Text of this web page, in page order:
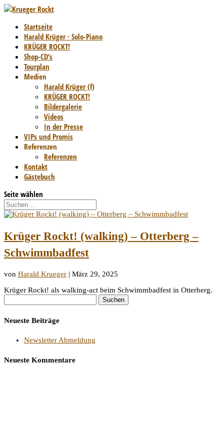
Startseite
Harald Krüger · Solo-Piano
KRÜGER ROCKT!
Shop-CD’s
Tourplan
Medien
Harald Krüger (f)
KRÜGER ROCKT!
Bildergalerie
Videos
In der Presse
VIPs und Promis
Referenzen
Referenzen
Kontakt
Gästebuch
Seite wählen
Krüger Rockt! (walking) – Otterberg –
Schwimmbadfest
von Harald Krueger | März 29, 2025
Krüger Rockt! als walking-act beim Schwimmbadfest in Otterberg.
nach:
Neueste Beiträge
Newsletter Abmeldung
Neueste Kommentare